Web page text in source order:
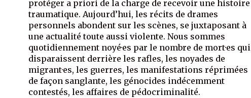
protéger a priori de la charge de recevoir une histoire
traumatique. Aujourd’hui, les récits de drames
personnels abondent sur les scènes, se juxtaposant à
une actualité toute aussi violente. Nous sommes
quotidiennement noyé·es par le nombre de mort·es qui
disparaissent derrière les rafles, les noyades de
migrant·es, les guerres, les manifestations réprimées
de façon sanglante, les génocides indécemment
contestés, les affaires de pédocriminalité.